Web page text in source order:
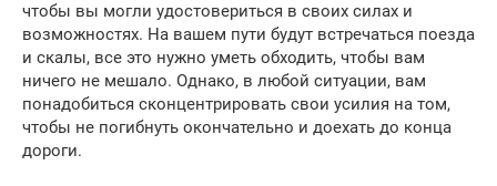
чтобы вы могли удостовериться в своих силах и
возможностях. На вашем пути будут встречаться поезда
и скалы, все это нужно уметь обходить, чтобы вам
ничего не мешало. Однако, в любой ситуации, вам
понадобиться сконцентрировать свои усилия на том,
чтобы не погибнуть окончательно и доехать до конца
дороги.